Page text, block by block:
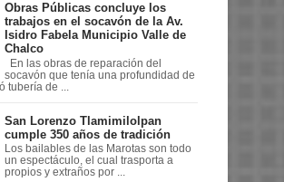
Obras Públicas concluye los
trabajos en el socavón de la Av.
Isidro Fabela Municipio Valle de
Chalco
En las obras de reparación del
socavón que tenía una profundidad de
tubería de ...
San Lorenzo Tlamimilolpan
cumple 350 años de tradición
Los bailables de las Marotas son todo
un espectáculo, el cual trasporta a
propios y extraños por ...